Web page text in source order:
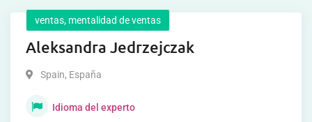
ventas, mentalidad de ventas
Aleksandra Jedrzejczak
Spain, España
Idioma del experto